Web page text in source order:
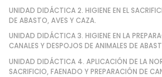
UNIDAD DIDÁCTICA 2. HIGIENE EN EL
DE ABASTO, AVES Y CAZA.
UNIDAD DIDÁCTICA 3. HIGIENE EN LA
CANALES Y DESPOJOS DE ANIMALES DE
UNIDAD DIDÁCTICA 4. APLICACIÓN DE LA
SACRIFICIO, FAENADO Y PREPARACIÓN DE